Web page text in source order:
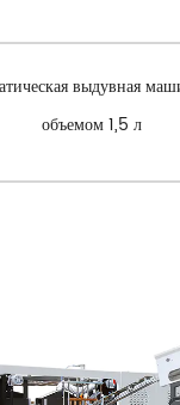
выдувная
объемом 1,5 л